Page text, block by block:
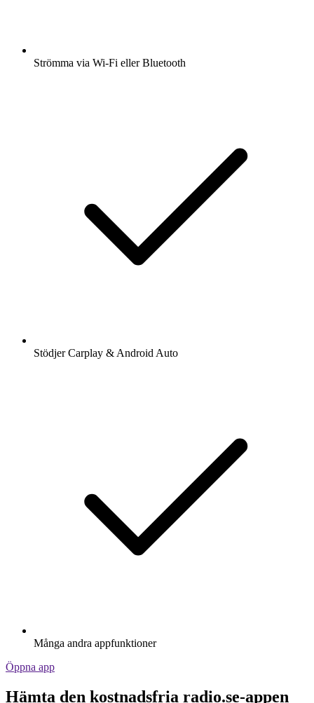
Strömma via Wi-Fi eller Bluetooth
Stödjer Carplay & Android Auto
Många andra appfunktioner
Öppna app
Hämta den kostnadsfria radio.se-appen